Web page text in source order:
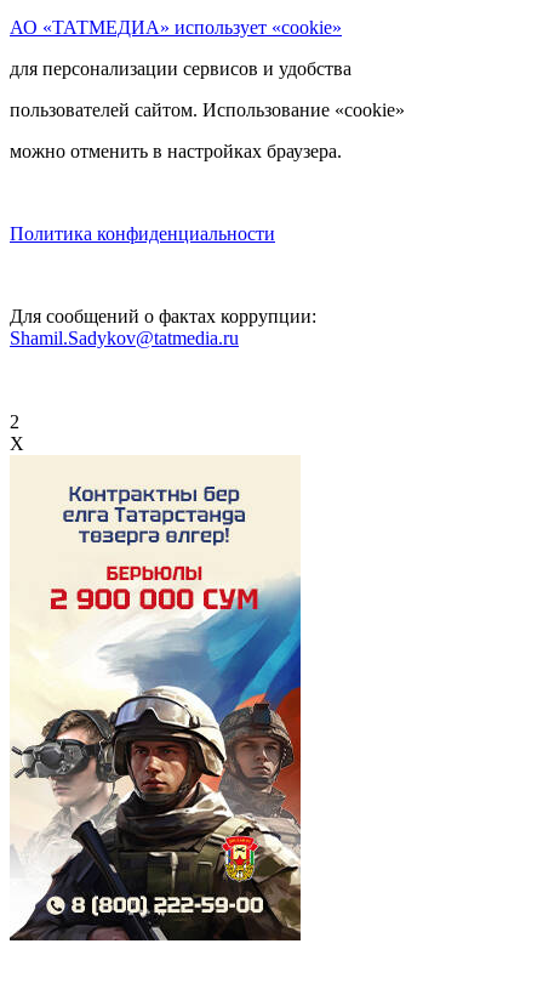
АО «ТАТМЕДИА» использует «cookie»
для персонализации сервисов и удобства
пользователей сайтом. Использование «cookie»
можно отменить в настройках браузера.
Политика конфиденциальности
Для сообщений о фактах коррупции:
Shamil.Sadykov@tatmedia.ru
2
X